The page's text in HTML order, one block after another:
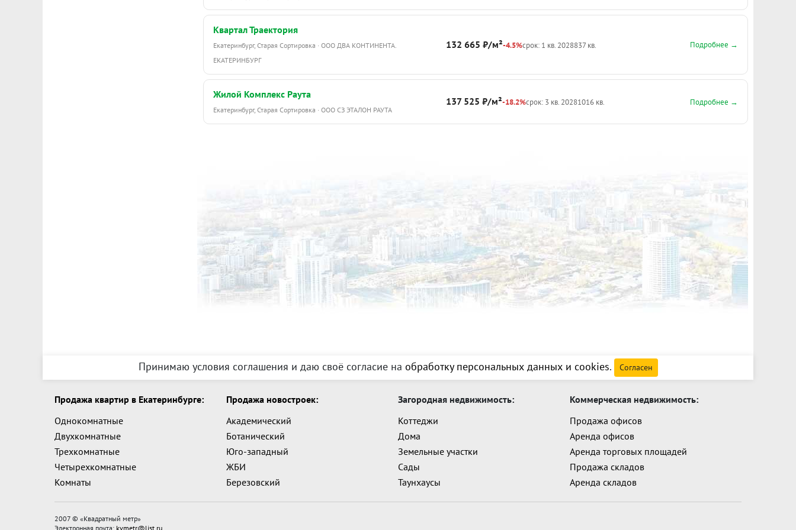
Квартал Траектория
Екатеринбург, Старая Сортировка · ООО ДВА КОНТИНЕНТА.
ЕКАТЕРИНБУРГ
132 665 ₽/м²-4.5%срок: 1 кв. 2028837 кв. Подробнее →
Жилой Комплекс Раута
Екатеринбург, Старая Сортировка · ООО СЗ ЭТАЛОН РАУТА
137 525 ₽/м²-18.2%срок: 3 кв. 20281016 кв. Подробнее →
Принимаю условия соглашения и даю своё согласие на обработку персональных данных и cookies. Согласен
Продажа квартир в Екатеринбурге:
Однокомнатные
Двухкомнатные
Трехкомнатные
Четырехкомнатные
Комнаты
Продажа новостроек:
Академический
Ботанический
Юго-западный
ЖБИ
Березовский
Загородная недвижимость:
Коттеджи
Дома
Земельные участки
Сады
Таунхаусы
Коммерческая недвижимость:
Продажа офисов
Аренда офисов
Аренда торговых площадей
Продажа складов
Аренда складов
2007 © «Квадратный метр»
Электронная почта: kvmetr@list.ru